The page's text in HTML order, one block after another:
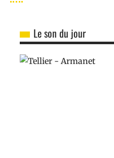
Le son du jour